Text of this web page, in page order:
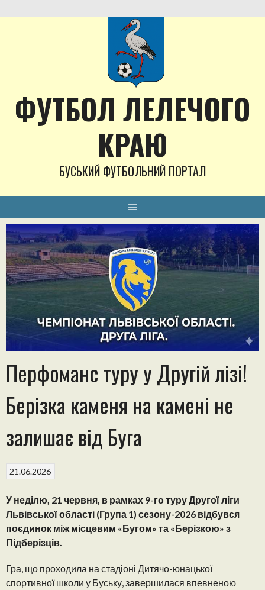
to
ФУТБОЛ ЛЕЛЕЧОГО
КРАЮ
БУСЬКИЙ ФУТБОЛЬНИЙ ПОРТАЛ
Перфоманс туру у Другій лізі!
Берізка каменя на камені не
залишає від Буга
21.06.2026
У неділю, 21 червня, в рамках 9-го туру Другої ліги
Львівської області (Група 1) сезону-2026 відбувся
поєдинок між місцевим «Бугом» та «Берізкою» з
Підберізців.
Гра, що проходила на стадіоні Дитячо-юнацької
спортивної школи у Буську, завершилася впевненою